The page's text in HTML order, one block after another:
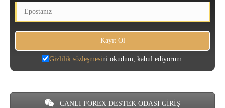
Gizlilik sözleşmesini okudum, kabul ediyorum.
CANLI FOREX DESTEK ODASI GİRİŞ